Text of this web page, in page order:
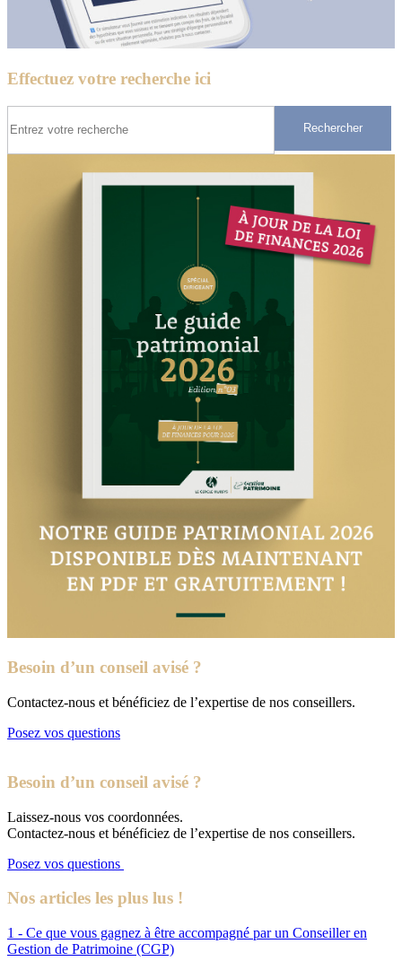
Effectuez votre recherche ici
Besoin d’un conseil avisé ?
Contactez-nous et bénéficiez de l’expertise de nos conseillers.
Posez vos questions
Besoin d’un conseil avisé ?
Laissez-nous vos coordonnées.
Contactez-nous et bénéficiez de l’expertise de nos conseillers.
Posez vos questions
Nos articles les plus lus !
1 - Ce que vous gagnez à être accompagné par un Conseiller en
Gestion de Patrimoine (CGP)